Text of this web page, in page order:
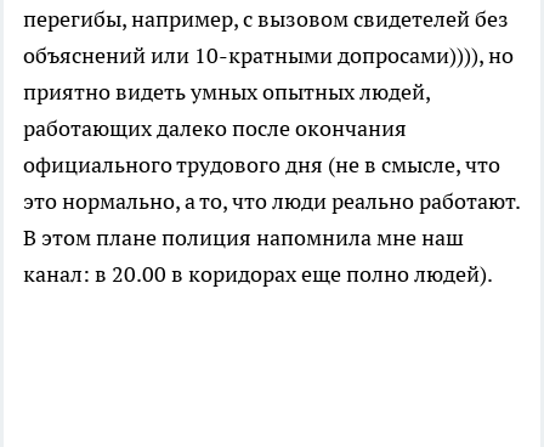
перегибы, например, с вызовом свидетелей без
объяснений или 10-кратными допросами)))), но
приятно видеть умных опытных людей,
работающих далеко после окончания
официального трудового дня (не в смысле, что
это нормально, а то, что люди реально работают.
В этом плане полиция напомнила мне наш
канал: в 20.00 в коридорах еще полно людей).